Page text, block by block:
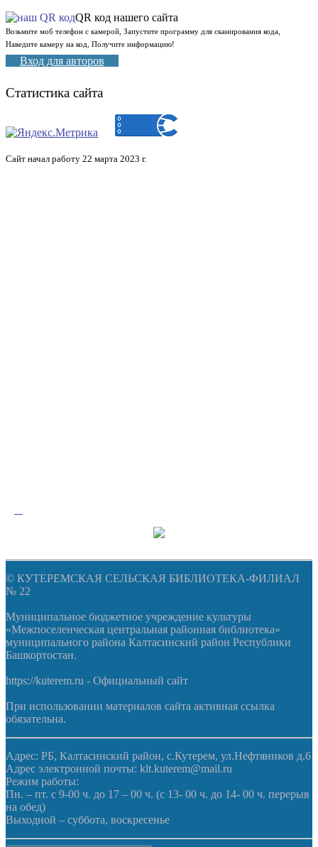
QR код нашего сайта
Возьмите моб телефон с камерой, Запустите программу для сканирования кода,
Наведите камеру на код, Получите информацию!
Вход для авторов
Статистика сайта
Сайт начал работу 22 марта 2023 г.
© КУТЕРЕМСКАЯ СЕЛЬСКАЯ БИБЛИОТЕКА-ФИЛИАЛ
№ 22
Муниципальное бюджетное учреждение культуры
«Межпоселенческая центральная районная библиотека»
муниципального района Калтасинский район Республики
Башкортостан.
https://kuterem.ru - Официальный сайт
При использовании материалов сайта активная ссылка
обязательна.
Адрес: РБ, Калтасинский район, с.Кутерем, ул.Нефтяников д.6
Адрес электронной почты: klt.kuterem@mail.ru
Режим работы:
Пн. – пт. с 9-00 ч. до 17 – 00 ч. (с 13- 00 ч. до 14- 00 ч. перерыв
на обед)
Выходной – суббота, воскресенье